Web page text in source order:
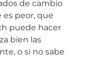
de cambio
es peor, que
puede hacer
bien las
o si no sabe